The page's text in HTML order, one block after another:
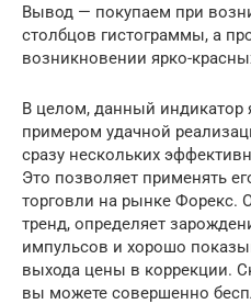
Вывод — покупаем при
столбцов гистограммы, а
возникновении ярко-
В целом, данный индикатор
примером удачной
сразу нескольких
Это позволяет применять
торговли на рынке Форекс.
тренд, определяет
импульсов и хорошо
выхода цены в коррекции.
вы можете совершенно